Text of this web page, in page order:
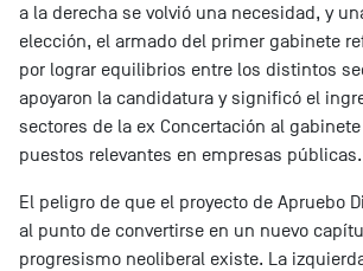
a la derecha se volvió una necesidad, y
elección, el armado del primer gabinete
por lograr equilibrios entre los distintos
apoyaron la candidatura y significó el
sectores de la ex Concertación al
puestos relevantes en empresas públicas.
El peligro de que el proyecto de Apruebo
al punto de convertirse en un nuevo
progresismo neoliberal existe. La